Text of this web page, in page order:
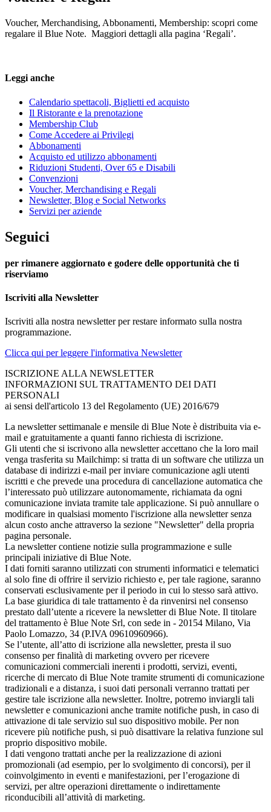
Voucher, Merchandising, Abbonamenti, Membership: scopri come
regalare il Blue Note. Maggiori dettagli alla pagina ‘Regali’.
Leggi anche
Calendario spettacoli, Biglietti ed acquisto
Il Ristorante e la prenotazione
Membership Club
Come Accedere ai Privilegi
Abbonamenti
Acquisto ed utilizzo abbonamenti
Riduzioni Studenti, Over 65 e Disabili
Convenzioni
Voucher, Merchandising e Regali
Newsletter, Blog e Social Networks
Servizi per aziende
Seguici
per rimanere aggiornato e godere delle opportunità che ti
riserviamo
Iscriviti alla Newsletter
Iscriviti alla nostra newsletter per restare informato sulla nostra
programmazione.
Clicca qui per leggere l'informativa Newsletter
ISCRIZIONE ALLA NEWSLETTER
INFORMAZIONI SUL TRATTAMENTO DEI DATI
PERSONALI
ai sensi dell'articolo 13 del Regolamento (UE) 2016/679
La newsletter settimanale e mensile di Blue Note è distribuita via e-
mail e gratuitamente a quanti fanno richiesta di iscrizione.
Gli utenti che si iscrivono alla newsletter accettano che la loro mail
venga trasferita su Mailchimp: si tratta di un software che utilizza un
database di indirizzi e-mail per inviare comunicazione agli utenti
iscritti e che prevede una procedura di cancellazione automatica che
l’interessato può utilizzare autonomamente, richiamata da ogni
comunicazione inviata tramite tale applicazione. Si può annullare o
modificare in qualsiasi momento l'iscrizione alla newsletter senza
alcun costo anche attraverso la sezione "Newsletter" della propria
pagina personale.
La newsletter contiene notizie sulla programmazione e sulle
principali iniziative di Blue Note.
I dati forniti saranno utilizzati con strumenti informatici e telematici
al solo fine di offrire il servizio richiesto e, per tale ragione, saranno
conservati esclusivamente per il periodo in cui lo stesso sarà attivo.
La base giuridica di tale trattamento è da rinvenirsi nel consenso
prestato dall’utente a ricevere la newsletter di Blue Note. Il titolare
del trattamento è Blue Note Srl, con sede in - 20154 Milano, Via
Paolo Lomazzo, 34 (P.IVA 09610960966).
Se l’utente, all’atto di iscrizione alla newsletter, presta il suo
consenso per finalità di marketing ovvero per ricevere
comunicazioni commerciali inerenti i prodotti, servizi, eventi,
ricerche di mercato di Blue Note tramite strumenti di comunicazione
tradizionali e a distanza, i suoi dati personali verranno trattati per
gestire tale iscrizione alla newsletter. Inoltre, potremo inviargli tali
newsletter e comunicazioni anche tramite notifiche push, in caso di
attivazione di tale servizio sul suo dispositivo mobile. Per non
ricevere più notifiche push, si può disattivare la relativa funzione sul
proprio dispositivo mobile.
I dati vengono trattati anche per la realizzazione di azioni
promozionali (ad esempio, per lo svolgimento di concorsi), per il
coinvolgimento in eventi e manifestazioni, per l’erogazione di
servizi, per altre operazioni direttamente o indirettamente
riconducibili all’attività di marketing.